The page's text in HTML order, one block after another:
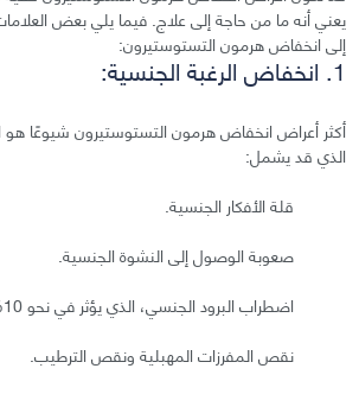
يعني أنه ما من حاجة إلى علاج. فيما يلي بعض
إلى انخفاض هرمون التستوستيرون:
1. انخفاض الرغبة الجنسية:
أكثر أعراض انخفاض هرمون التستوستيرون شيوعًا هو
الذي قد يشمل:
قلة الأفكار الجنسية.
صعوبة الوصول إلى النشوة الجنسية.
اضطراب البرود الجنسي، الذي يؤثر في نحو 10% من النساء.
نقص المفرزات المهبلية ونقص الترطيب.